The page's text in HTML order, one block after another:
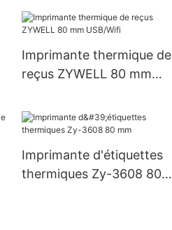
Imprimante thermique de
reçus ZYWELL 80 mm
Imprimante d'étiquettes
thermiques Zy-3608 80